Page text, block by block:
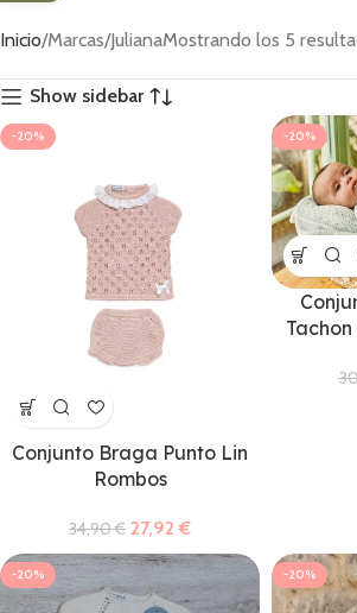
1 producto
Inicio Marcas JulianaMostrando los 5
Show sidebar
-20%
Conjunto Braga Punto Lin
Rombos
34,90€ 27,92€
-20%
-20% -20%